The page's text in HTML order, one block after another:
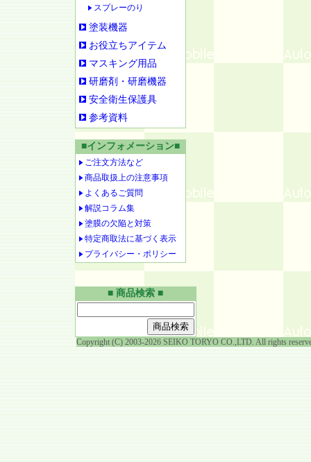
スプレーのり
塗装機器
お役立ちアイテム
マスキング用品
研磨剤・研磨機器
安全衛生保護具
参考資料
■インフォメーション■
ご注文方法など
商品取扱上の注意事項
よくあるご質問
解説コラム集
塗膜の欠陥と対策
特定商取法に基づく表示
プライバシー・ポリシー
■ 商品検索 ■
Copyright (C) 2003-2026 SEIKO TORYO CO.,LTD. All rights